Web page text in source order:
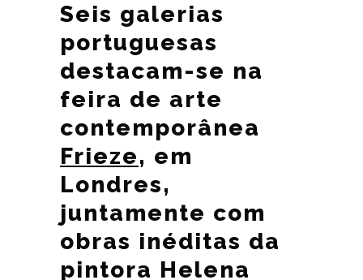
Seis galerias
portuguesas
destacam-se na
feira de arte
contemporânea
Frieze, em
Londres,
juntamente com
obras inéditas da
pintora Helena